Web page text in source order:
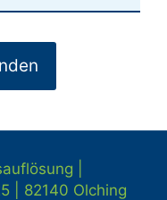
|
| 82140 Olching